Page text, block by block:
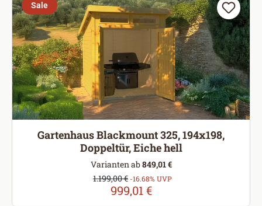
Sale
Gartenhaus Blackmount 325, 194x198,
Doppeltür, Eiche hell
Varianten ab849,01 €
Verkaufspreis:
999,01 €
Regulärer Preis:
1.199,00 € -16.68% UVP